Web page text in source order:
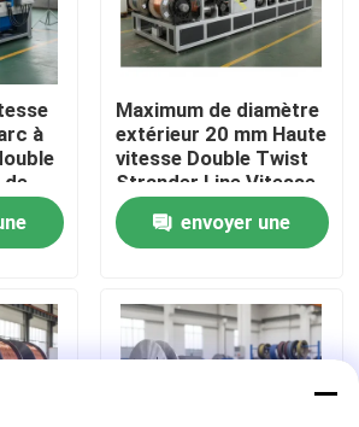
à
pour
Maximum de diamètre
extérieur 20 mm Haute
vitesse Double Twist
Strander Line Vitesse
maximale 150mmin
Équipement pour la
production de câbles
envoyer une